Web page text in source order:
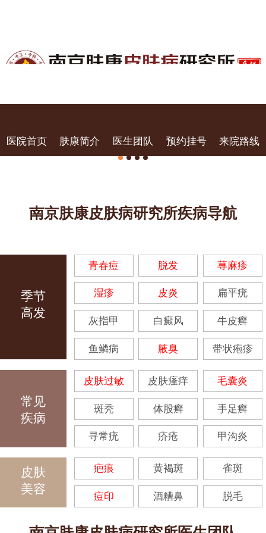
医院首页 肤康简介 医生团队 预约挂号 来院路线
南京肤康皮肤病研究所疾病导航
季节
高发
青春痘 脱发 荨麻疹
湿疹 皮炎 扁平疣
灰指甲 白癜风 牛皮癣
鱼鳞病 腋臭 带状疱疹
常见
疾病
皮肤过敏 皮肤瘙痒 毛囊炎
斑秃 体股癣 手足癣
寻常疣 疥疮 甲沟炎
皮肤
美容
疤痕 黄褐斑 雀斑
痘印 酒糟鼻 脱毛